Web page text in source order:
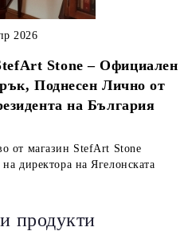
Stone – Официален
Поднесен Лично от
на България
2026
от магазин StefArt Stone
директора на Ягелонската
продукти